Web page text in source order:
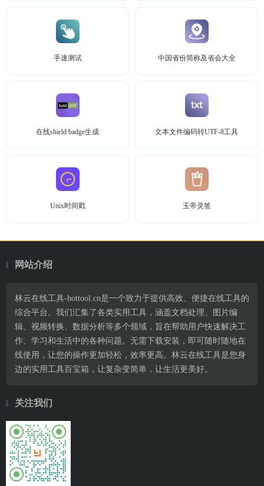
手速测试 中国省份简称及省会大全
在线shield badge生成 文本文件编码转UTF-8工具
Unix时间戳 玉帝灵签
网站介绍
林云在线工具-hottool.cn是一个致力于提供高效、便捷在线工具的
综合平台。我们汇集了各类实用工具，涵盖文档处理、图片编
辑、视频转换、数据分析等多个领域，旨在帮助用户快速解决工
作、学习和生活中的各种问题。无需下载安装，即可随时随地在
线使用，让您的操作更加轻松，效率更高。林云在线工具是您身
边的实用工具百宝箱，让复杂变简单，让生活更美好。
关注我们